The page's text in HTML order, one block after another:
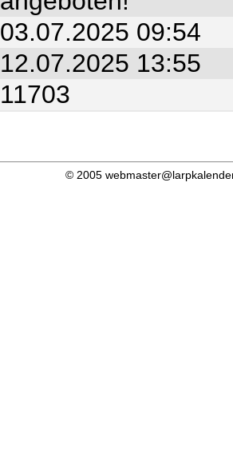
03.07.2025 09:54
12.07.2025 13:55
11703
© 2005